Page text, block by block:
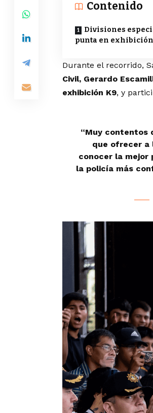
Contenido
Divisiones
punta en exhibición
Durante el recorrido,
Civil, Gerardo
exhibición K9, y
“Muy contentos
que ofrecer a
conocer la mejor
la policía más